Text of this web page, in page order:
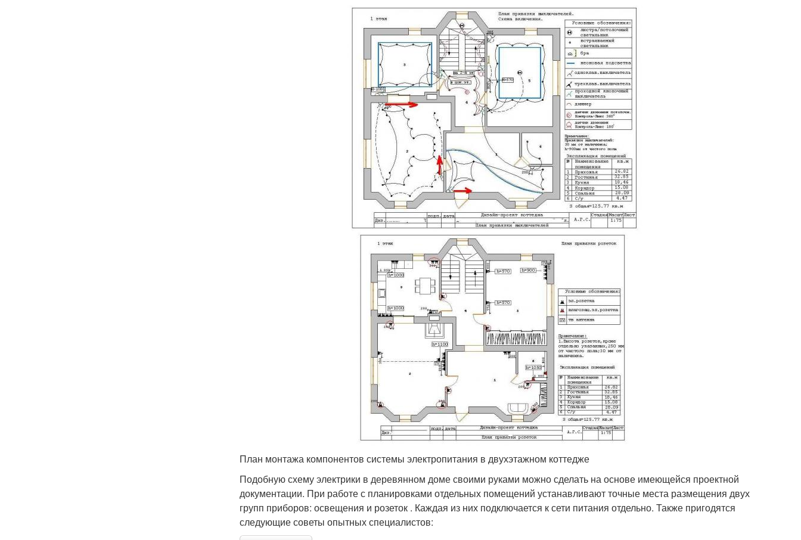
План монтажа компонентов системы электропитания в двухэтажном коттедже
Подобную схему электрики в деревянном доме своими руками можно сделать на основе имеющейся проектной
документации. При работе с планировками отдельных помещений устанавливают точные места размещения двух
групп приборов: освещения и розеток . Каждая из них подключается к сети питания отдельно. Также пригодятся
следующие советы опытных специалистов: